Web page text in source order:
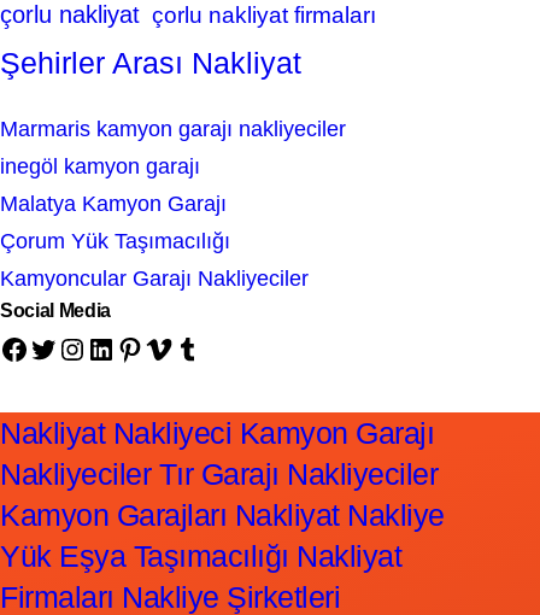
çorlu nakliyat çorlu nakliyat firmaları
Şehirler Arası Nakliyat
Marmaris kamyon garajı nakliyeciler
inegöl kamyon garajı
Malatya Kamyon Garajı
Çorum Yük Taşımacılığı
Kamyoncular Garajı Nakliyeciler
Social Media
Facebook Twitter Instagram LinkedIn Pinterest Vimeo Tumblr
Nakliyat Nakliyeci Kamyon Garajı
Nakliyeciler Tır Garajı Nakliyeciler
Kamyon Garajları Nakliyat Nakliye
Yük Eşya Taşımacılığı Nakliyat
Firmaları Nakliye Şirketleri